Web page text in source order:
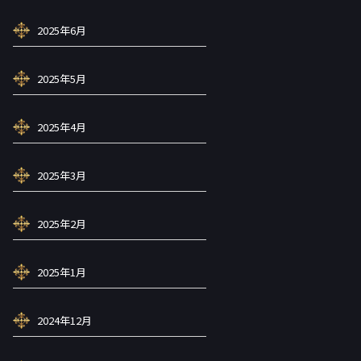
2025年6月
2025年5月
2025年4月
2025年3月
2025年2月
2025年1月
2024年12月